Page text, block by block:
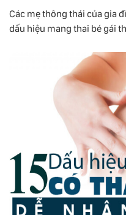
Các mẹ thông thái của gia
dấu hiệu mang thai bé gái